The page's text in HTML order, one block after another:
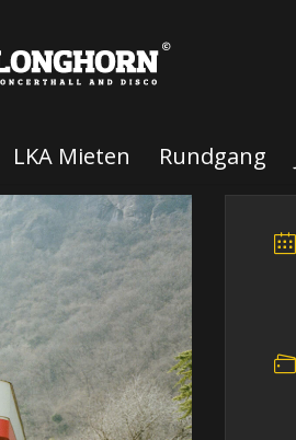
LKA Mieten Rundgang